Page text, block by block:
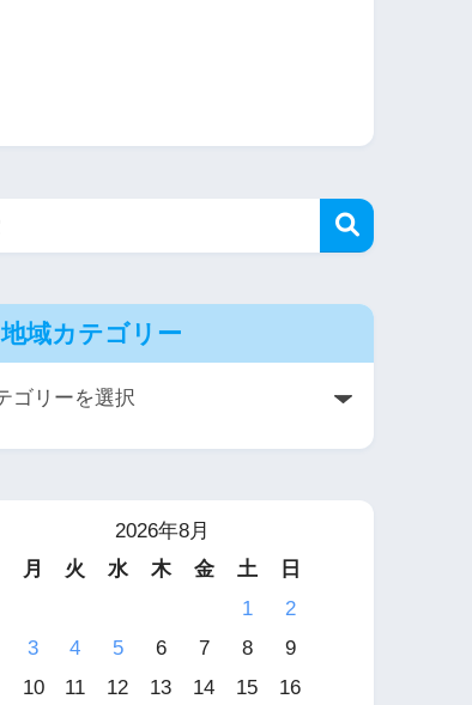
地域カテゴリー
2026年8月
月
火 水 木 金 土
日
1
2
3
4 5 6 7 8
9
10
11 12 13 14 15
16